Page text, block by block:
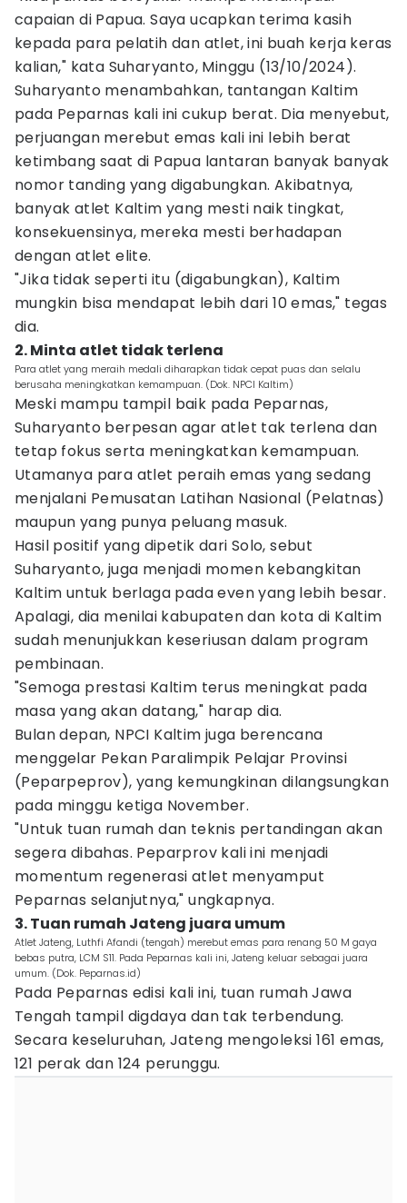
capaian di Papua. Saya ucapkan terima kasih
kepada para pelatih dan atlet, ini buah kerja keras
kalian," kata Suharyanto, Minggu (13/10/2024).
Suharyanto menambahkan, tantangan Kaltim
pada Peparnas kali ini cukup berat. Dia menyebut,
perjuangan merebut emas kali ini lebih berat
ketimbang saat di Papua lantaran banyak banyak
nomor tanding yang digabungkan. Akibatnya,
banyak atlet Kaltim yang mesti naik tingkat,
konsekuensinya, mereka mesti berhadapan
dengan atlet elite.
"Jika tidak seperti itu (digabungkan), Kaltim
mungkin bisa mendapat lebih dari 10 emas," tegas
dia.
2. Minta atlet tidak terlena
Para atlet yang meraih medali diharapkan tidak cepat puas dan selalu
berusaha meningkatkan kemampuan. (Dok. NPCI Kaltim)
Meski mampu tampil baik pada Peparnas,
Suharyanto berpesan agar atlet tak terlena dan
tetap fokus serta meningkatkan kemampuan.
Utamanya para atlet peraih emas yang sedang
menjalani Pemusatan Latihan Nasional (Pelatnas)
maupun yang punya peluang masuk.
Hasil positif yang dipetik dari Solo, sebut
Suharyanto, juga menjadi momen kebangkitan
Kaltim untuk berlaga pada even yang lebih besar.
Apalagi, dia menilai kabupaten dan kota di Kaltim
sudah menunjukkan keseriusan dalam program
pembinaan.
"Semoga prestasi Kaltim terus meningkat pada
masa yang akan datang," harap dia.
Bulan depan, NPCI Kaltim juga berencana
menggelar Pekan Paralimpik Pelajar Provinsi
(Peparpeprov), yang kemungkinan dilangsungkan
pada minggu ketiga November.
"Untuk tuan rumah dan teknis pertandingan akan
segera dibahas. Peparprov kali ini menjadi
momentum regenerasi atlet menyamput
Peparnas selanjutnya," ungkapnya.
3. Tuan rumah Jateng juara umum
Atlet Jateng, Luthfi Afandi (tengah) merebut emas para renang 50 M gaya
bebas putra, LCM S11. Pada Peparnas kali ini, Jateng keluar sebagai juara
umum. (Dok. Peparnas.id)
Pada Peparnas edisi kali ini, tuan rumah Jawa
Tengah tampil digdaya dan tak terbendung.
Secara keseluruhan, Jateng mengoleksi 161 emas,
121 perak dan 124 perunggu.